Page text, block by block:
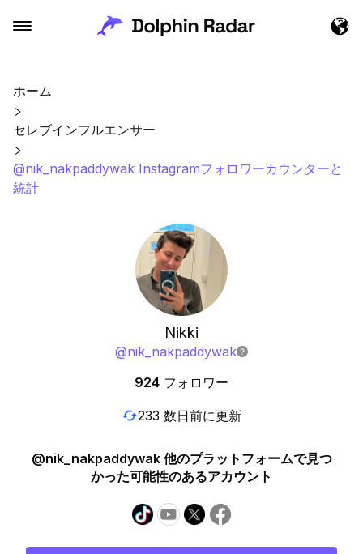
ホーム
セレブインフルエンサー
@nik_nakpaddywak Instagramフォロワーカウンターと
統計
Nikki
@nik_nakpaddywak
924 フォロワー
233 数日前に更新
@nik_nakpaddywak 他のプラットフォームで見つ
かった可能性のあるアカウント